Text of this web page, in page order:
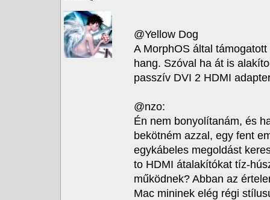
@Yellow Dog
A MorphOS által
hang. Szóval ha át is
passzív DVI 2 HDMI
@nzo:
Én nem bonyolítanám, és
bekötném azzal, egy fent
egykábeles megoldást
to HDMI átalakítókat tíz-
működnek? Abban az
Mac mininek elég régi